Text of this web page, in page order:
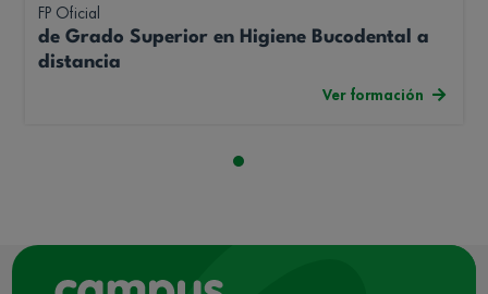
FP Oficial
de Grado Superior en Higiene Bucodental a
distancia
Ver formación